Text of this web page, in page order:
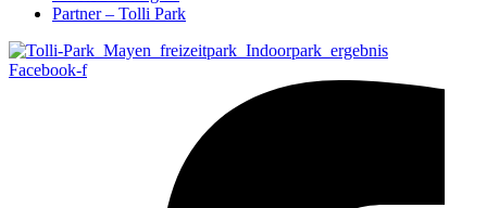
Partner – Tolli Park
Facebook-f